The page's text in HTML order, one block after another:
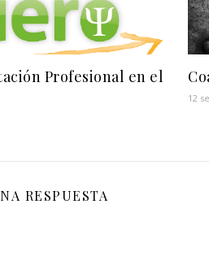
Profesional en el
12
RESPUESTA